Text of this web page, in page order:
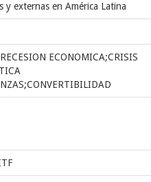
y externas en América Latina
ECONOMICA;CRISIS